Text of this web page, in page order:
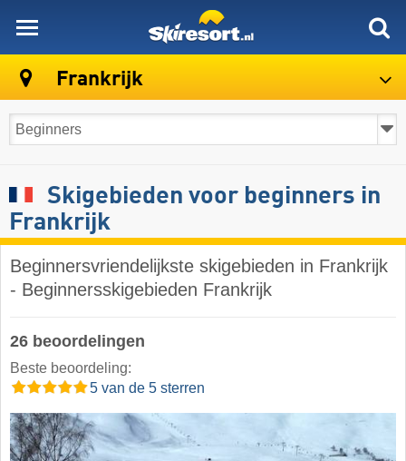
Frankrijk
Skigebieden voor beginners in
Frankrijk
Beginnersvriendelijkste skigebieden in Frankrijk
- Beginnersskigebieden Frankrijk
26 beoordelingen
Beste beoordeling:
5 van de 5 sterren